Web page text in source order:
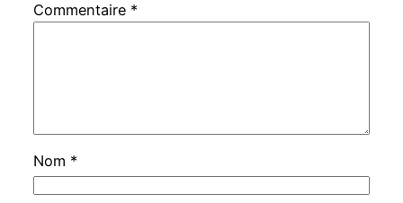
Commentaire *
Nom *